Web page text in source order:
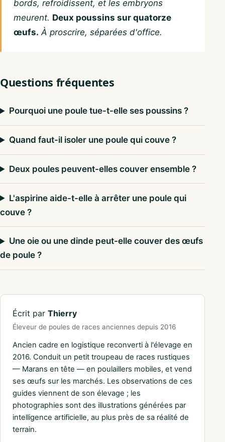
bords, refroidissent, et les embryons
meurent. Deux poussins sur quatorze
œufs. À proscrire, séparées d'office.
Questions fréquentes
Pourquoi une poule tue-t-elle ses poussins ?
Quand faut-il isoler une poule qui couve ?
Deux poules peuvent-elles couver ensemble ?
L'aspirine aide-t-elle à arrêter une poule qui
couve ?
Une oie ou une dinde peut-elle couver des œufs
de poule ?
Écrit par Thierry
Éleveur de poules de races anciennes depuis 2016
Ancien cadre en logistique reconverti à l'élevage en
2016. Conduit un petit troupeau de races rustiques
— Marans en tête — en poulaillers mobiles, et vend
ses œufs sur les marchés. Les observations de ces
guides viennent de son élevage ; les
photographies sont des illustrations générées par
intelligence artificielle, au plus près de sa réalité de
terrain.